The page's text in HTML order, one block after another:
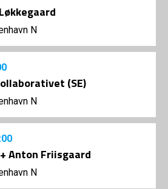
N
(SE)
N
+ Anton Friisgaard
N